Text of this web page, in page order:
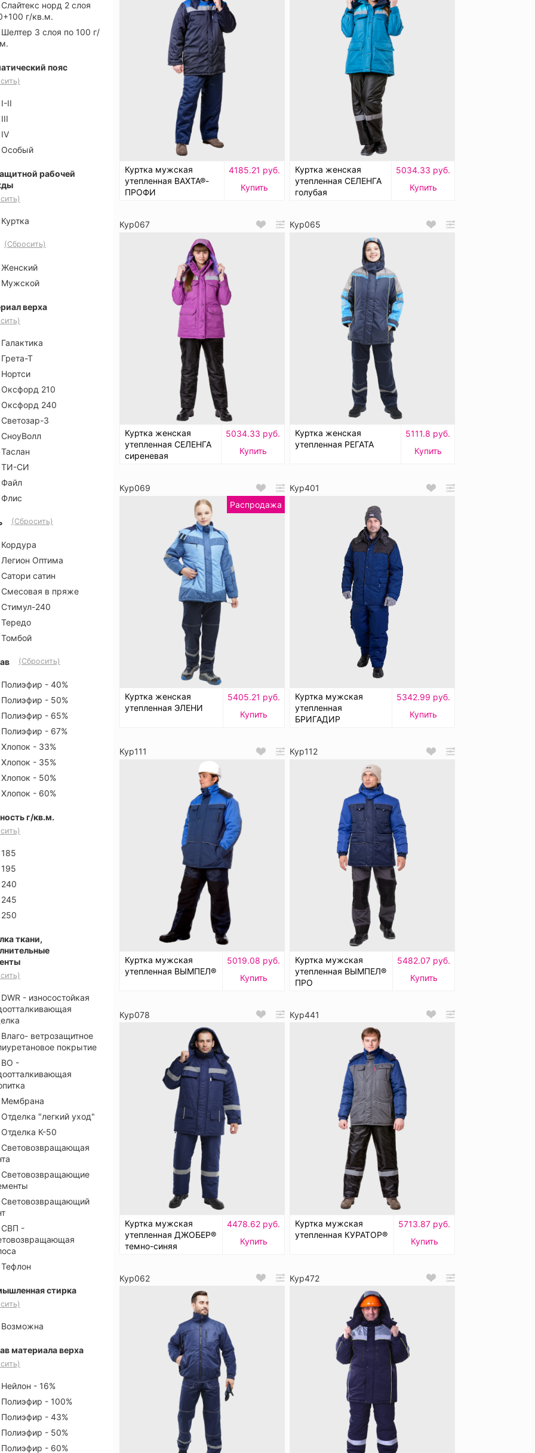
норд 2 слоя
г/кв.м.
3 слоя по 100 г/
пояс
II
рабочей
(Сбросить)
верха
Т
210
240
3
СИ
(Сбросить)
Оптима
сатин
в пряже
240
(Сбросить)
- 40%
- 50%
- 65%
- 67%
- 33%
- 35%
- 50%
- 60%
г/кв.м.
ткани,
- износостойкая
ветрозащитное
покрытие
-
"легкий уход"
К-50
-
стирка
материала верха
- 16%
- 100%
- 43%
- 50%
- 60%
Куртка мужская
утепленная ВАХТА®-
ПРОФИ
4185.21 руб.
Купить
Куртка женская
утепленная СЕЛЕНГА
голубая
5034.33 руб.
Купить
Кур067
Куртка женская
утепленная СЕЛЕНГА
сиреневая
5034.33 руб.
Купить
Кур065
Куртка женская
утепленная РЕГАТА
5111.8 руб.
Купить
Кур069
Распродажа
Куртка женская
утепленная ЭЛЕНИ
5405.21 руб.
Купить
Кур401
Куртка мужская
утепленная
БРИГАДИР
5342.99 руб.
Купить
Кур111
Куртка мужская
утепленная ВЫМПЕЛ®
5019.08 руб.
Купить
Кур112
Куртка мужская
утепленная ВЫМПЕЛ®
ПРО
5482.07 руб.
Купить
Кур078
Куртка мужская
утепленная ДЖОБЕР®
темно-синяя
4478.62 руб.
Купить
Кур441
Куртка мужская
утепленная КУРАТОР®
5713.87 руб.
Купить
Кур062 Кур472